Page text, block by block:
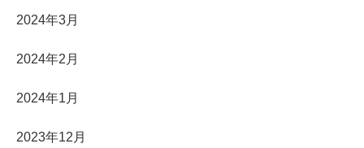
2024年3月
2024年2月
2024年1月
2023年12月